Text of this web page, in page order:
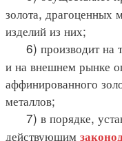
золота, драгоценных
изделий из них;
6) производит на
и на внешнем рынке
аффинированного
металлов;
7) в порядке,
действующим